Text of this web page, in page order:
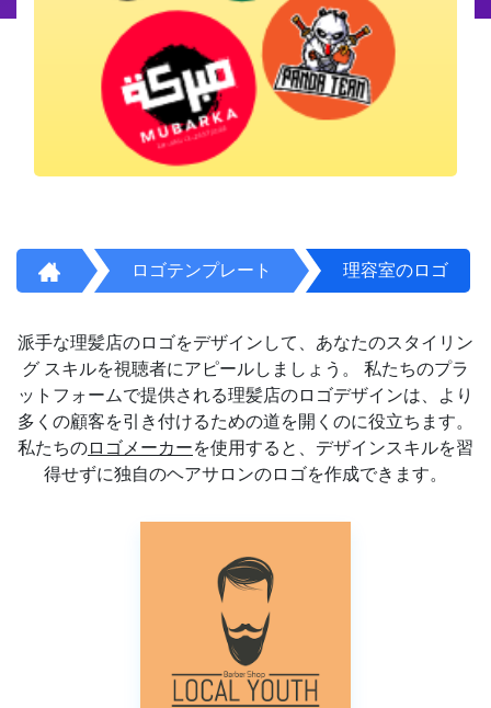
ロゴテンプレート 理容室のロゴ
派手な理髪店のロゴをデザインして、あなたのスタイリン
グ スキルを視聴者にアピールしましょう。 私たちのプラ
ットフォームで提供される理髪店のロゴデザインは、より
多くの顧客を引き付けるための道を開くのに役立ちます。
私たちのロゴメーカーを使用すると、デザインスキルを習
得せずに独自のヘアサロンのロゴを作成できます。